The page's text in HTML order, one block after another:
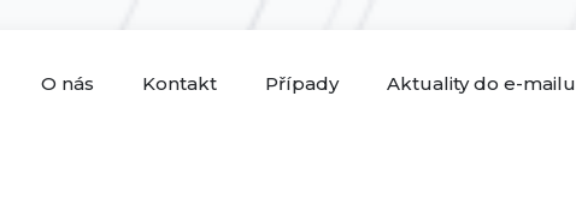
O nás Kontakt Případy Aktuality do e-mailu